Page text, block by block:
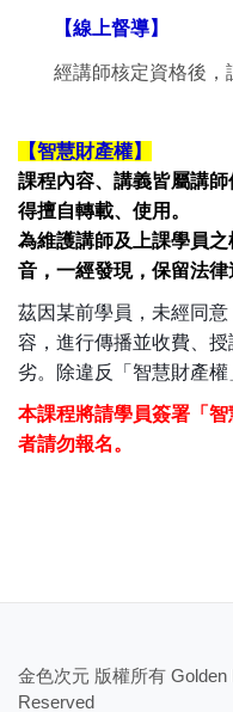
【線上督導】
經講師核定資格後，
【智慧財產權】
課程內容、講義皆屬講
得擅自轉載、使用。
為維護講師及上課學員
音，一經發現，保留法律
茲因某前學員，未經同
容，進行傳播並收費、
劣。除違反「智慧財產
本課程將請學員簽署「
者請勿報名。
金色次元 版權所有
Reserved